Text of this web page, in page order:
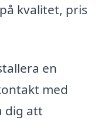
kvalitet, pris
en
med
dig att